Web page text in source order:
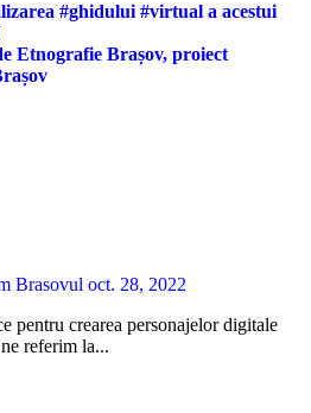
#ghidului #virtual a acestui
Etnografie Brașov, proiect
Brasovul oct. 28, 2022
referim la...